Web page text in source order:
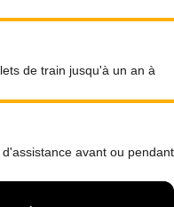
de train jusqu'à un an à
avant ou pendant